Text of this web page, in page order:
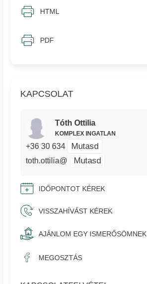
KAPCSOLAT
Tóth Ottilia
KOMPLEX INGATLAN
+36 30 634 Mutasd
toth.ottilia@ Mutasd
IDŐPONTOT KÉREK
VISSZAHÍVÁST KÉREK
AJÁNLOM EGY ISMERŐSÖMNEK
MEGOSZTÁS
HTML
PDF